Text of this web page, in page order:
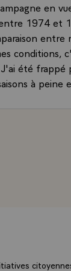
en
1974 et
conditions,
été frappé
à peine
Il est
journée où
s'il a plu. Et,
ici que
retrouver